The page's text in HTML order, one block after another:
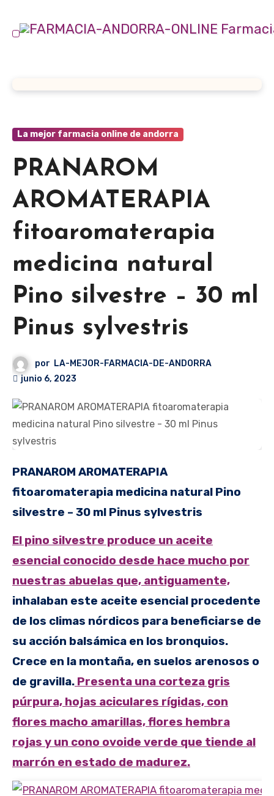
La mejor farmacia online de andorra
PRANAROM
AROMATERAPIA
fitoaromaterapia
medicina natural
Pino silvestre – 30 ml
Pinus sylvestris
por LA-MEJOR-FARMACIA-DE-ANDORRA
junio 6, 2023
PRANAROM AROMATERAPIA
fitoaromaterapia medicina natural Pino
silvestre – 30 ml Pinus sylvestris
El pino silvestre produce un aceite
esencial conocido desde hace mucho por
nuestras abuelas que, antiguamente,
inhalaban este aceite esencial procedente
de los climas nórdicos para beneficiarse de
su acción balsámica en los bronquios.
Crece en la montaña, en suelos arenosos o
de gravilla. Presenta una corteza gris
púrpura, hojas aciculares rígidas, con
flores macho amarillas, flores hembra
rojas y un cono ovoide verde que tiende al
marrón en estado de madurez.